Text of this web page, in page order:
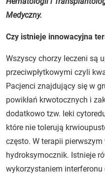
Medyczny.
Czy istnieje innowacyjna
Wszyscy chorzy leczeni są
przeciwpłytkowymi czyli
Pacjenci znajdujący się w
powikłań krwotocznych i
dodatkowo tzw. leki
które nie tolerują
często. W terapii
hydroksymocznik. Istnieje
wykorzystaniem